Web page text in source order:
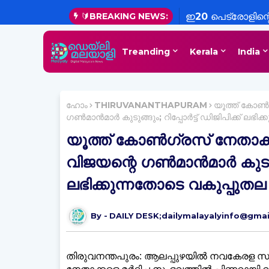
🔰BREAKING NEWS:
ഇ20
എണ്ണക്കമ്പനികൾ;
വ്യക്തമാക്കി
Treanding Kerala India
ഹോം THIRUVANANTHAPURAM
യൂത്ത്
ഗൺമാൻമാർ കുടുങ്ങും; റിപ്പോർട്ട് ഡിജിപിക്ക്
യൂത്ത് കോൺഗ്രസ്
വിജയന്റെ ഗൺമാൻമാർ
ലഭിക്കുന്നതോടെ
DAILY
തിരുവനന്തപുരം: ആലപ്പുഴയിൽ നവകേരള